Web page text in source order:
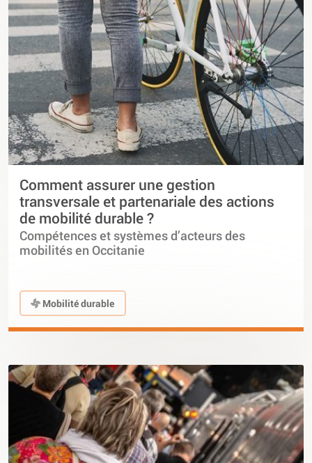
Comment assurer une gestion
transversale et partenariale des actions
de mobilité durable ?
Compétences et systèmes d’acteurs des
mobilités en Occitanie
Mobilité durable